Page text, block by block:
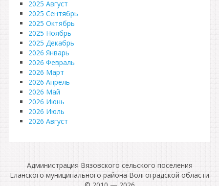
2025 Август
2025 Сентябрь
2025 Октябрь
2025 Ноябрь
2025 Декабрь
2026 Январь
2026 Февраль
2026 Март
2026 Апрель
2026 Май
2026 Июнь
2026 Июль
2026 Август
Администрация Вязовского сельского поселения
Еланского муниципального района Волгоградской области